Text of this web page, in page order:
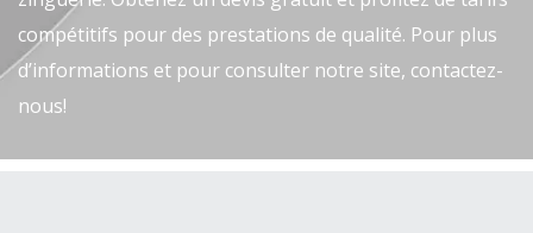
compétitifs pour des prestations de qualité. Pour plus
d’informations et pour consulter notre site, contactez-
nous!